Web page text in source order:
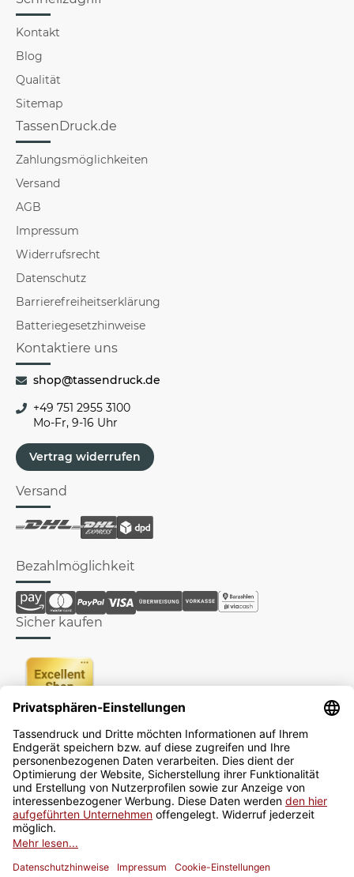
Kontakt
Blog
Qualität
Sitemap
TassenDruck.de
Zahlungsmöglichkeiten
Versand
AGB
Impressum
Widerrufsrecht
Datenschutz
Barrierefreiheitserklärung
Batteriegesetzhinweise
Kontaktiere uns
shop@tassendruck.de
+49 751 2955 3100
Mo-Fr, 9-16 Uhr
Vertrag widerrufen
Versand
Bezahlmöglichkeit
Sicher kaufen
Newsletter